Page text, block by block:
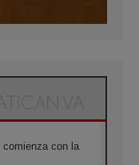
comienza con la